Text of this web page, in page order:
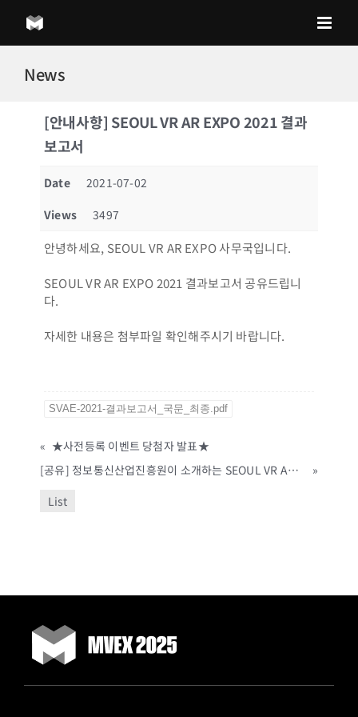
content
News
[안내사항] SEOUL VR AR EXPO 2021 결과
보고서
Date
2021-07-02
Views
3497
안녕하세요, SEOUL VR AR EXPO 사무국입니다.
SEOUL VR AR EXPO 2021 결과보고서 공유드립니
다.
자세한 내용은 첨부파일 확인해주시기 바랍니다.
SVAE-2021-결과보고서_국문_최종.pdf
« ★사전등록 이벤트 당첨자 발표★
[공유] 정보통신산업진흥원이 소개하는 SEOUL VR AR EXPO 2021 하이라이트 영상!
»
List